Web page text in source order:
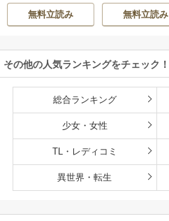
俺のこと好きらし
い
河
無料立読み
無料立読み
その他の人気ランキングをチェック！
総合ランキング
少女・女性
TL・レディコミ
異世界・転生